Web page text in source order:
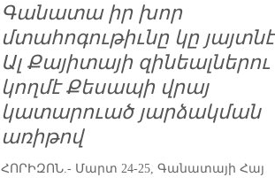
Գանատա իր խոր
մտահոգութիւնը կը յայտնէ
Ալ Քայիտայի զինեալներու
կողմէ Քեսապի վրայ
կատարուած յարձակման
առիթով
ՀՈՐԻԶՈՆ.- Մարտ 24-25, Գանատայի Հայ